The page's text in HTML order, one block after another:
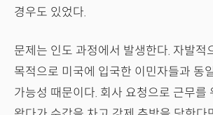
경우도 있었다.
문제는 인도 과정에서 발생한다. 자발적
목적으로 미국에 입국한 이민자들과 동
가능성 때문이다. 회사 요청으로 근무를